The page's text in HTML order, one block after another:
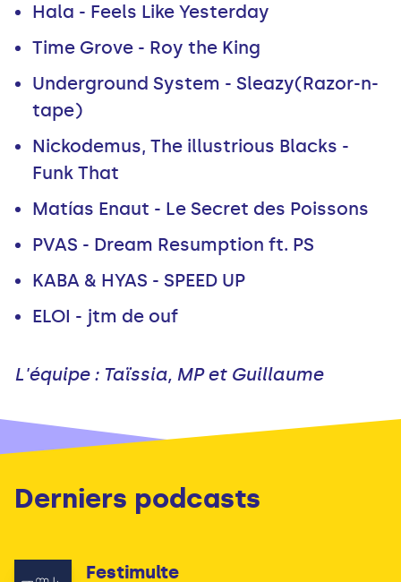
Hala - Feels Like Yesterday
Time Grove - Roy the King
Underground System - Sleazy(Razor-n-
tape)
Nickodemus, The illustrious Blacks -
Funk That
Matías Enaut - Le Secret des Poissons
PVAS - Dream Resumption ft. PS
KABA & HYAS - SPEED UP
ELOI - jtm de ouf
L'équipe : Taïssia, MP et Guillaume
Derniers podcasts
Festimulte